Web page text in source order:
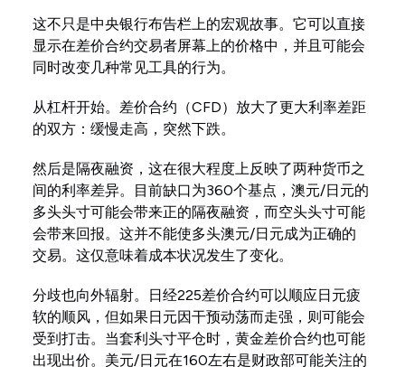
这不只是中央银行布告栏上的宏观故事。它可以直接
显示在差价合约交易者屏幕上的价格中，并且可能会
同时改变几种常见工具的行为。
从杠杆开始。差价合约（CFD）放大了更大利率差距
的双方：缓慢走高，突然下跌。
然后是隔夜融资，这在很大程度上反映了两种货币之
间的利率差异。目前缺口为360个基点，澳元/日元的
多头头寸可能会带来正的隔夜融资，而空头头寸可能
会带来回报。这并不能使多头澳元/日元成为正确的
交易。这仅意味着成本状况发生了变化。
分歧也向外辐射。日经225差价合约可以顺应日元疲
软的顺风，但如果日元因干预动荡而走强，则可能会
受到打击。当套利头寸平仓时，黄金差价合约也可能
出现出价。美元/日元在160左右是财政部可能关注的